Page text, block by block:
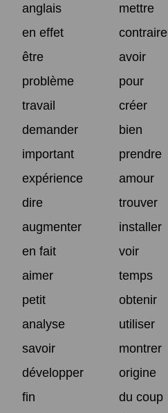
anglais
mettre
en effet
contraire
être
avoir
problème
pour
travail
créer
demander
bien
important
prendre
expérience
amour
dire
trouver
augmenter
installer
en fait
voir
aimer
temps
petit
obtenir
analyse
utiliser
savoir
montrer
développer
origine
fin
du coup